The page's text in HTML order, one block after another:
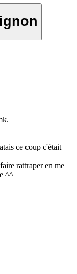
ce coup c'était
rattraper en me
^^